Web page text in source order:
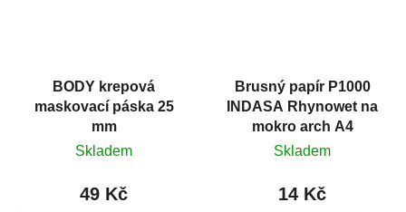
BODY krepová
maskovací páska 25
mm
Skladem
49 Kč
Brusný papír P1000
INDASA Rhynowet na
mokro arch A4
Skladem
14 Kč